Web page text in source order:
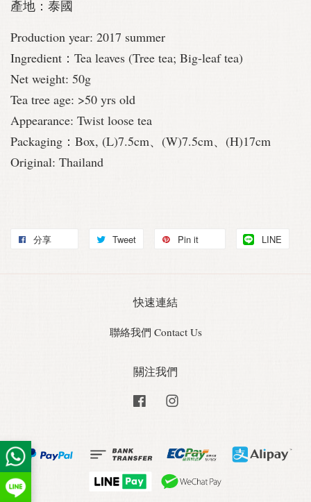
產地：泰國
Production year: 2017 summer
Ingredient：Tea leaves (Tree tea; Big-leaf tea)
Net weight: 50g
Tea tree age: >50 yrs old
Appearance: Twist loose tea
Packaging：Box, (L)7.5cm、(W)7.5cm、(H)17cm
Original: Thailand
分享 Tweet Pin it LINE
快速連結
聯絡我們 Contact Us
關注我們
Facebook